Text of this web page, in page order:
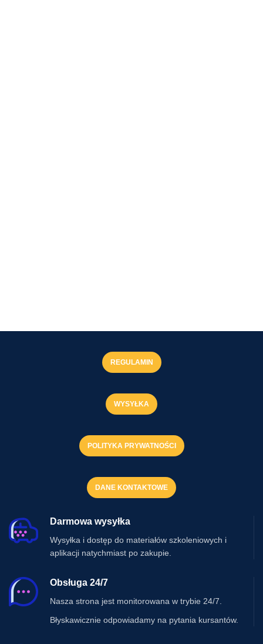
REGULAMIN
WYSYŁKA
POLITYKA PRYWATNOŚCI
DANE KONTAKTOWE
Darmowa wysyłka
Wysyłka i dostęp do materiałów szkoleniowych i
aplikacji natychmiast po zakupie.
Obsługa 24/7
Nasza strona jest monitorowana w trybie 24/7.
Błyskawicznie odpowiadamy na pytania kursantów.